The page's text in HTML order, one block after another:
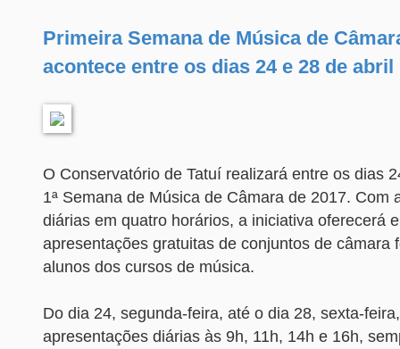
Primeira Semana de Música de
acontece entre os dias 24 e 28 de abril
O Conservatório de Tatuí realizará entre os dias
1ª Semana de Música de Câmara de 2017. Com
diárias em quatro horários, a iniciativa oferecerá
apresentações gratuitas de conjuntos de câmara
alunos dos cursos de música.
Do dia 24, segunda-feira, até o dia 28, sexta-
apresentações diárias às 9h, 11h, 14h e 16h,